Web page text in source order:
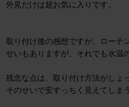
外見だけは超お気に入りです。
取り付け後の感想ですが、ローテ
せいもありますが、それでも水温
残念な点は、取り付け方法がしょ
そのせいで安すっちく見えてしま